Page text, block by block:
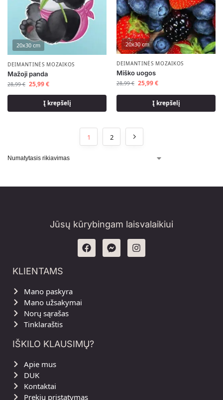
20x30 cm
DEIMANTINĖS MOZAIKOS
Mažoji panda
28,99€ 25,99€
Į krepšelį
20x30 cm
DEIMANTINĖS MOZAIKOS
Miško uogos
28,99€ 25,99€
Į krepšelį
1 2
Jūsų kūrybingam laisvalaikiui
KLIENTAMS
Mano paskyra
Mano užsakymai
Norų sąrašas
Tinklaraštis
IŠKILO KLAUSIMŲ?
Apie mus
DUK
Kontaktai
Prekių pristatymas